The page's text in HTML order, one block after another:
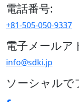
電話番号:
+81-505-050-9337
電子メールア
info@sdki.jp
ソーシャルで